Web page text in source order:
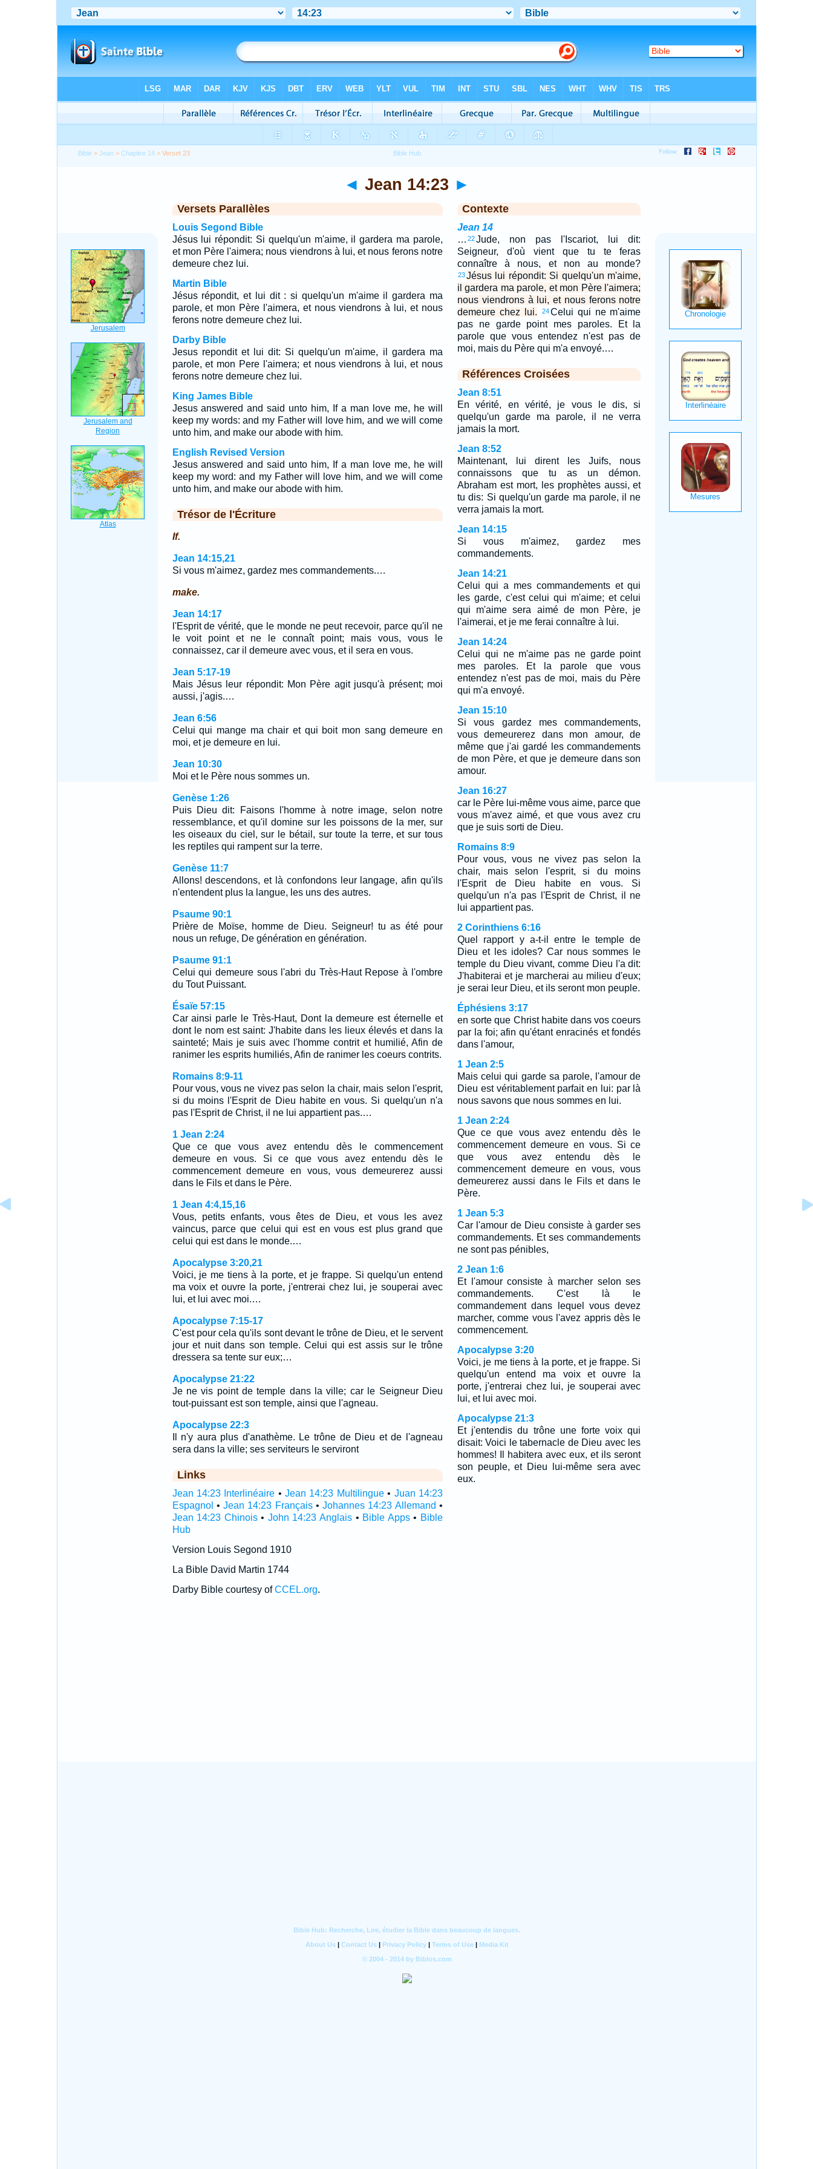
Bible >Jean >Chapitre 14 > Verset 23
◄ Jean 14:23 ►
Versets Parallèles
Louis Segond Bible
Jésus lui répondit: Si quelqu'un m'aime, il gardera ma parole,
et mon Père l'aimera; nous viendrons à lui, et nous ferons notre
demeure chez lui.
Martin Bible
Jésus répondit, et lui dit : si quelqu'un m'aime il gardera ma
parole, et mon Père l'aimera, et nous viendrons à lui, et nous
ferons notre demeure chez lui.
Darby Bible
Jesus repondit et lui dit: Si quelqu'un m'aime, il gardera ma
parole, et mon Pere l'aimera; et nous viendrons à lui, et nous
ferons notre demeure chez lui.
King James Bible
Jesus answered and said unto him, If a man love me, he will
keep my words: and my Father will love him, and we will come
unto him, and make our abode with him.
English Revised Version
Jesus answered and said unto him, If a man love me, he will
keep my word: and my Father will love him, and we will come
unto him, and make our abode with him.
Trésor de l'Écriture
If.
Jean 14:15,21
Si vous m'aimez, gardez mes commandements.…
make.
Jean 14:17
l'Esprit de vérité, que le monde ne peut recevoir, parce qu'il ne
le voit point et ne le connaît point; mais vous, vous le
connaissez, car il demeure avec vous, et il sera en vous.
Jean 5:17-19
Mais Jésus leur répondit: Mon Père agit jusqu'à présent; moi
aussi, j'agis.…
Jean 6:56
Celui qui mange ma chair et qui boit mon sang demeure en
moi, et je demeure en lui.
Jean 10:30
Moi et le Père nous sommes un.
Genèse 1:26
Puis Dieu dit: Faisons l'homme à notre image, selon notre
ressemblance, et qu'il domine sur les poissons de la mer, sur
les oiseaux du ciel, sur le bétail, sur toute la terre, et sur tous
les reptiles qui rampent sur la terre.
Genèse 11:7
Allons! descendons, et là confondons leur langage, afin qu'ils
n'entendent plus la langue, les uns des autres.
Psaume 90:1
Prière de Moïse, homme de Dieu. Seigneur! tu as été pour
nous un refuge, De génération en génération.
Psaume 91:1
Celui qui demeure sous l'abri du Très-Haut Repose à l'ombre
du Tout Puissant.
Ésaïe 57:15
Car ainsi parle le Très-Haut, Dont la demeure est éternelle et
dont le nom est saint: J'habite dans les lieux élevés et dans la
sainteté; Mais je suis avec l'homme contrit et humilié, Afin de
ranimer les esprits humiliés, Afin de ranimer les coeurs contrits.
Romains 8:9-11
Pour vous, vous ne vivez pas selon la chair, mais selon l'esprit,
si du moins l'Esprit de Dieu habite en vous. Si quelqu'un n'a
pas l'Esprit de Christ, il ne lui appartient pas.…
1 Jean 2:24
Que ce que vous avez entendu dès le commencement
demeure en vous. Si ce que vous avez entendu dès le
commencement demeure en vous, vous demeurerez aussi
dans le Fils et dans le Père.
1 Jean 4:4,15,16
Vous, petits enfants, vous êtes de Dieu, et vous les avez
vaincus, parce que celui qui est en vous est plus grand que
celui qui est dans le monde.…
Apocalypse 3:20,21
Voici, je me tiens à la porte, et je frappe. Si quelqu'un entend
ma voix et ouvre la porte, j'entrerai chez lui, je souperai avec
lui, et lui avec moi.…
Apocalypse 7:15-17
C'est pour cela qu'ils sont devant le trône de Dieu, et le servent
jour et nuit dans son temple. Celui qui est assis sur le trône
dressera sa tente sur eux;…
Apocalypse 21:22
Je ne vis point de temple dans la ville; car le Seigneur Dieu
tout-puissant est son temple, ainsi que l'agneau.
Apocalypse 22:3
Il n'y aura plus d'anathème. Le trône de Dieu et de l'agneau
sera dans la ville; ses serviteurs le serviront
Links
Jean 14:23 Interlinéaire •Jean 14:23 Multilingue• Juan 14:23
Espagnol •Jean 14:23 Français•Johannes 14:23 Allemand •
Jean 14:23 Chinois• John 14:23 Anglais • Bible Apps• Bible
Hub
Version Louis Segond 1910
La Bible David Martin 1744
Darby Bible courtesy ofCCEL.org.
Contexte
Jean 14
… 22Jude, non pas l'Iscariot, lui dit:
Seigneur, d'où vient que tu te feras
connaître à nous, et non au monde?
23Jésus lui répondit: Si quelqu'un m'aime,
il gardera ma parole, et mon Père l'aimera;
nous viendrons à lui, et nous ferons notre
demeure chez lui.
24Celui qui ne m'aime
pas ne garde point mes paroles. Et la
parole que vous entendez n'est pas de
moi, mais du Père qui m'a envoyé.…
Références Croisées
Jean 8:51
En vérité, en vérité, je vous le dis, si
quelqu'un garde ma parole, il ne verra
jamais la mort.
Jean 8:52
Maintenant, lui dirent les Juifs, nous
connaissons que tu as un démon.
Abraham est mort, les prophètes aussi, et
tu dis: Si quelqu'un garde ma parole, il ne
verra jamais la mort.
Jean 14:15
Si vous m'aimez, gardez mes
commandements.
Jean 14:21
Celui qui a mes commandements et qui
les garde, c'est celui qui m'aime; et celui
qui m'aime sera aimé de mon Père, je
l'aimerai, et je me ferai connaître à lui.
Jean 14:24
Celui qui ne m'aime pas ne garde point
mes paroles. Et la parole que vous
entendez n'est pas de moi, mais du Père
qui m'a envoyé.
Jean 15:10
Si vous gardez mes commandements,
vous demeurerez dans mon amour, de
même que j'ai gardé les commandements
de mon Père, et que je demeure dans son
amour.
Jean 16:27
car le Père lui-même vous aime, parce que
vous m'avez aimé, et que vous avez cru
que je suis sorti de Dieu.
Romains 8:9
Pour vous, vous ne vivez pas selon la
chair, mais selon l'esprit, si du moins
l'Esprit de Dieu habite en vous. Si
quelqu'un n'a pas l'Esprit de Christ, il ne
lui appartient pas.
2 Corinthiens 6:16
Quel rapport y a-t-il entre le temple de
Dieu et les idoles? Car nous sommes le
temple du Dieu vivant, comme Dieu l'a dit:
J'habiterai et je marcherai au milieu d'eux;
je serai leur Dieu, et ils seront mon peuple.
Éphésiens 3:17
en sorte que Christ habite dans vos coeurs
par la foi; afin qu'étant enracinés et fondés
dans l'amour,
1 Jean 2:5
Mais celui qui garde sa parole, l'amour de
Dieu est véritablement parfait en lui: par là
nous savons que nous sommes en lui.
1 Jean 2:24
Que ce que vous avez entendu dès le
commencement demeure en vous. Si ce
que vous avez entendu dès le
commencement demeure en vous, vous
demeurerez aussi dans le Fils et dans le
Père.
1 Jean 5:3
Car l'amour de Dieu consiste à garder ses
commandements. Et ses commandements
ne sont pas pénibles,
2 Jean 1:6
Et l'amour consiste à marcher selon ses
commandements. C'est là le
commandement dans lequel vous devez
marcher, comme vous l'avez appris dès le
commencement.
Apocalypse 3:20
Voici, je me tiens à la porte, et je frappe. Si
quelqu'un entend ma voix et ouvre la
porte, j'entrerai chez lui, je souperai avec
lui, et lui avec moi.
Apocalypse 21:3
Et j'entendis du trône une forte voix qui
disait: Voici le tabernacle de Dieu avec les
hommes! Il habitera avec eux, et ils seront
son peuple, et Dieu lui-même sera avec
eux.